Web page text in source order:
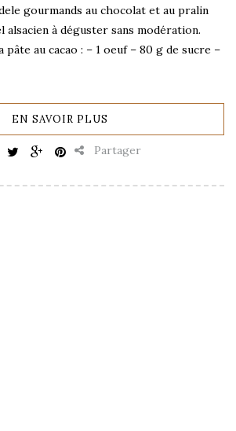
gourmands au chocolat et au pralin
alsacien à déguster sans modération.
au cacao : – 1 oeuf – 80 g de sucre –
EN SAVOIR PLUS
Partager